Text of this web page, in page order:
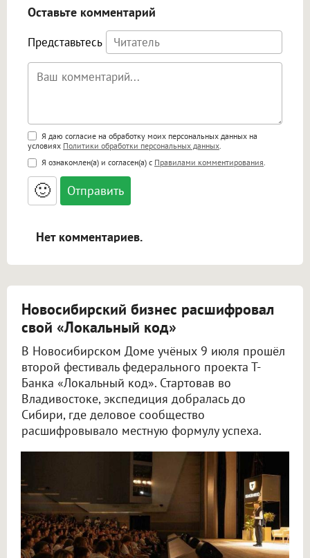
Оставьте комментарий
Представьтесь
Поддержка HTML
<b>, <strong>, <u>, <i>, <em>, <s>, <big>,
<small>, <sup>, <sub>, <pre>, <ul>, <ol>, <li>,
<blockquote>, <code> экранирует HTML,
адреса URL автоматически становятся
ссылками, и [img]адрес[/img] будет
Я даю согласие на обработку моих персональных данных на
условиях Политики обработки персональных данных.
Я ознакомлен(а) и согласен(а) с Правилами комментирования.
🙂
Нет комментариев.
Новосибирский бизнес расшифровал
свой «Локальный код»
В Новосибирском Доме учёных 9 июля прошёл
второй фестиваль федерального проекта Т-
Банка «Локальный код». Стартовав во
Владивостоке, экспедиция добралась до
Сибири, где деловое сообщество
расшифровывало местную формулу успеха.